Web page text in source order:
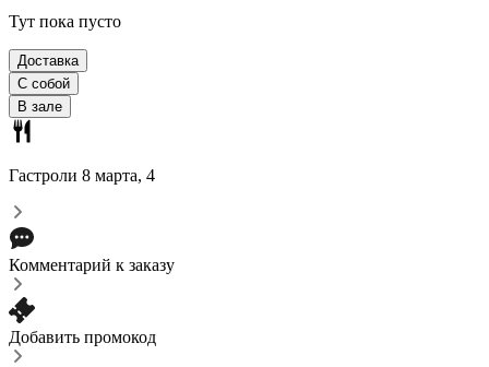
Тут пока пусто
Доставка
С собой
В зале
Гастроли 8 марта, 4
Комментарий к заказу
Добавить промокод